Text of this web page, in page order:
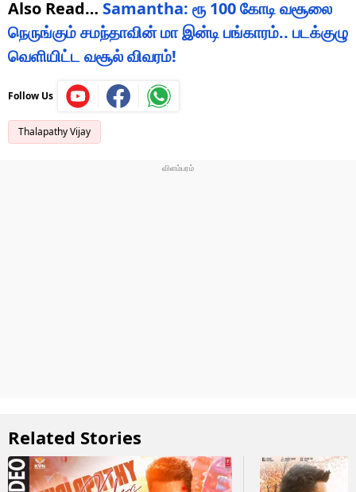
Also Read… Samantha: ரூ 100 கோடி வசூலை
நெருங்கும் சமந்தாவின் மா இன்டி பங்காரம்.. படக்குழு
வெளியிட்ட வசூல் விவரம்!
Follow Us
Thalapathy Vijay
Related Stories